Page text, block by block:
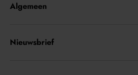
Algemeen
Nieuwsbrief